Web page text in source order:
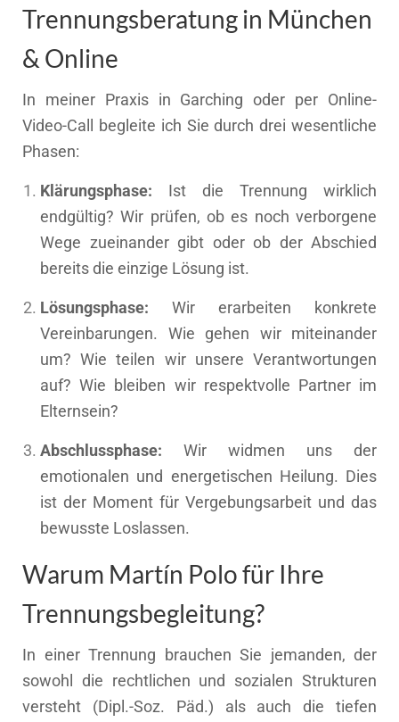
Trennungsberatung in München
& Online
In meiner Praxis in Garching oder per Online-
Video-Call begleite ich Sie durch drei wesentliche
Phasen:
Klärungsphase: Ist die Trennung wirklich
endgültig? Wir prüfen, ob es noch verborgene
Wege zueinander gibt oder ob der Abschied
bereits die einzige Lösung ist.
Lösungsphase: Wir erarbeiten konkrete
Vereinbarungen. Wie gehen wir miteinander
um? Wie teilen wir unsere Verantwortungen
auf? Wie bleiben wir respektvolle Partner im
Elternsein?
Abschlussphase: Wir widmen uns der
emotionalen und energetischen Heilung. Dies
ist der Moment für Vergebungsarbeit und das
bewusste Loslassen.
Warum Martín Polo für Ihre
Trennungsbegleitung?
In einer Trennung brauchen Sie jemanden, der
sowohl die rechtlichen und sozialen Strukturen
versteht (Dipl.-Soz. Päd.) als auch die tiefen